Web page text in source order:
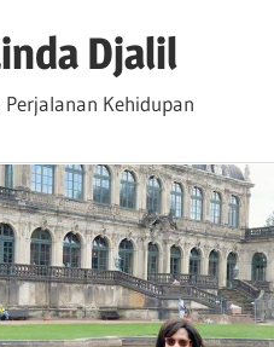
Djalil
Kehidupan